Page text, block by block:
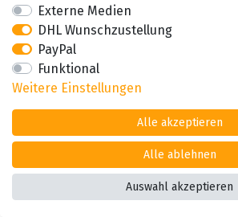
Liegestuhl
Es könnte für die Eulen nichts Schöneres
die Sonne zu genießen. Das geht natürlich
eigenen Liegestuhl - jetzt noch ein gutes
Höhe ca. 8cm
Wohnwagen
Mit dem Wohnwagen zu verreisen ist für
Externe Medien
DHL Wunschzustellung
PayPal
Funktional
Weitere Einstellungen
Alle akzeptieren
Alle ablehnen
Auswahl akzeptieren